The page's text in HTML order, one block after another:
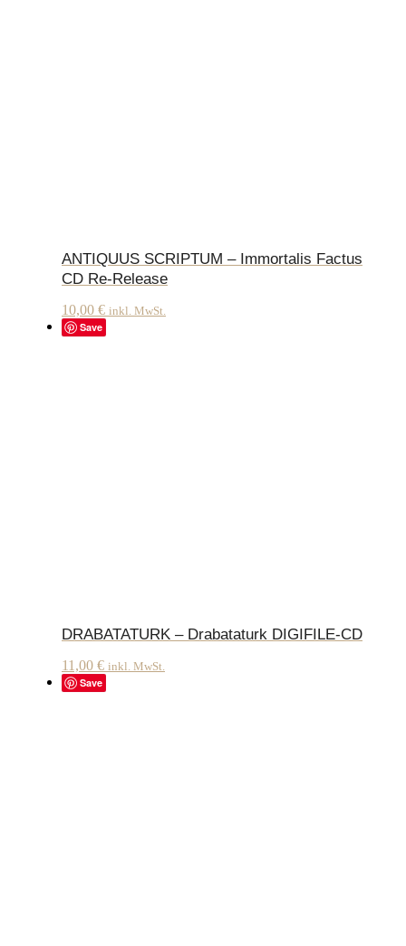
ANTIQUUS SCRIPTUM – Immortalis Factus
CD Re-Release
10,00 € inkl. MwSt.
Save
DRABATATURK – Drabataturk DIGIFILE-CD
11,00 € inkl. MwSt.
Save